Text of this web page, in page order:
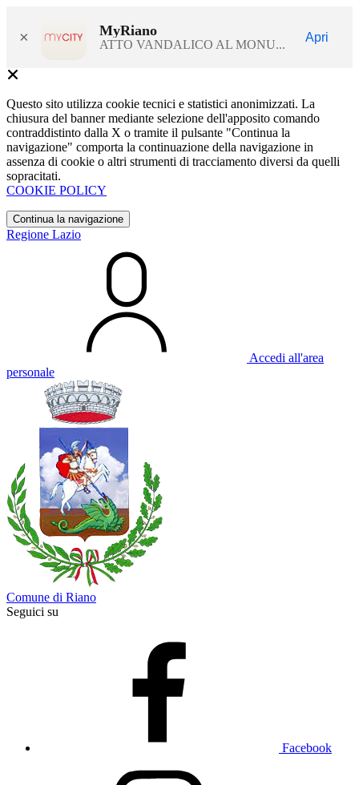
× MyRiano
ATTO VANDALICO AL MONU...
Apri
Questo sito utilizza cookie tecnici e statistici anonimizzati. La
chiusura del banner mediante selezione dell'apposito comando
contraddistinto dalla X o tramite il pulsante "Continua la
navigazione" comporta la continuazione della navigazione in
assenza di cookie o altri strumenti di tracciamento diversi da quelli
sopracitati.
COOKIE POLICY
Continua la navigazione
Regione Lazio
Accedi all'area
personale
Comune di Riano
Seguici su
Facebook